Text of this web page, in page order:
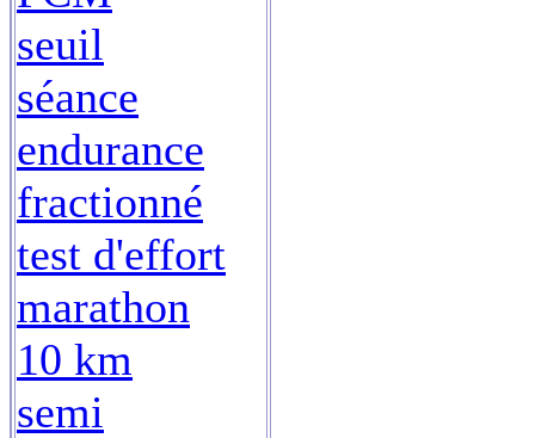
seuil
séance
endurance
fractionné
test d'effort
marathon
10 km
semi